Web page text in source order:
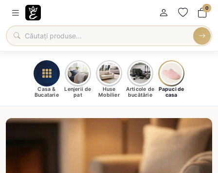
0
Casa &
Bucatarie
Lenjerii de
pat
Huse
Mobilier
Articole de
bucătărie
Papuci de
casa